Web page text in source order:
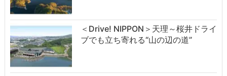
＜Drive! NIPPON＞天理～桜井ドライ
ブでも立ち寄れる“山の辺の道”